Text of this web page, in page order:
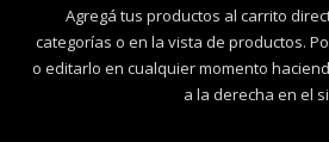
Agregá tus productos al carrito
categorías o en la vista de productos.
o editarlo en cualquier momento
a la derecha en el